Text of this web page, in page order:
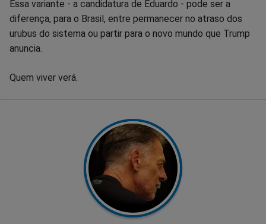
Essa variante - a candidatura de Eduardo - pode ser a
diferença, para o Brasil, entre permanecer no atraso dos
urubus do sistema ou partir para o novo mundo que Trump
anuncia.
Quem viver verá.